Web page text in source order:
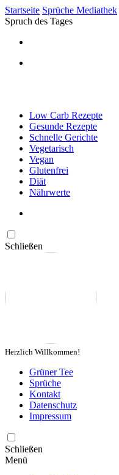
Startseite Sprüche Mediathek
Spruch des Tages
Low Carb Rezepte
Gesunde Rezepte
Schnelle Gerichte
Vegetarisch
Vegan
Glutenfrei
Diät
Nährwerte
Schließen
Herzlich Willkommen!
Grüner Tee
Sprüche
Kontakt
Datenschutz
Impressum
Schließen
Menü